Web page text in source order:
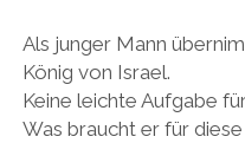
Als junger Mann
König von Israel.
Keine leichte Aufgabe
Was braucht er für